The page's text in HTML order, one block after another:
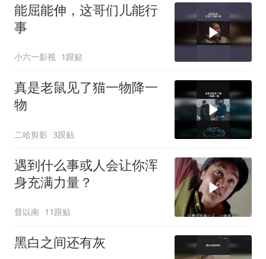
能屈能伸，这哥们儿能行
事
小六一影视 1跟贴
真是老鼠见了猫一物降一
物
二哈剪影 3跟贴
遇到什么事或人会让你浑
身充满力量？
督以南 11跟贴
黑白之间还有灰